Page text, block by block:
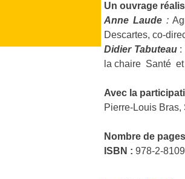
Un ouvrage
Anne Laude:
Descartes, co-
Didier Tabuteau:
la chaire Santé et
Avec la
Pierre-Louis
Nombre de
ISBN : 978-2-